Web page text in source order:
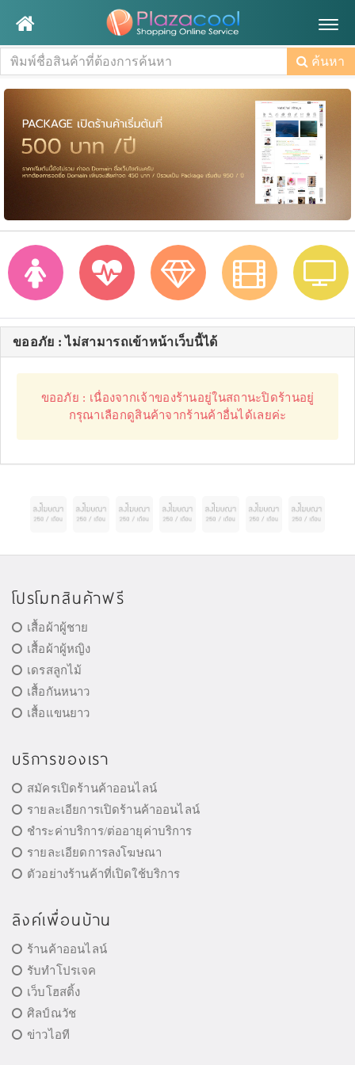
ค้นหา
ขออภัย : ไม่สามารถเข้าหน้าเว็บนี้ได้
ขออภัย : เนื่องจากเจ้าของร้านอยู่ในสถานะปิดร้านอยู่
กรุณาเลือกดูสินค้าจากร้านค้าอื่นได้เลยค่ะ
โปรโมทสินค้าฟรี
เสื้อผ้าผู้ชาย
เสื้อผ้าผู้หญิง
เดรสลูกไม้
เสื้อกันหนาว
เสื้อแขนยาว
บริการของเรา
สมัครเปิดร้านค้าออนไลน์
รายละเอียการเปิดร้านค้าออนไลน์
ชำระค่าบริการ/ต่ออายุค่าบริการ
รายละเอียดการลงโฆษณา
ตัวอย่างร้านค้าที่เปิดใช้บริการ
ลิงค์เพื่อนบ้าน
ร้านค้าออนไลน์
รับทำโปรเจค
เว็บโฮสติ้ง
ศิลป์ณวัช
ข่าวไอที